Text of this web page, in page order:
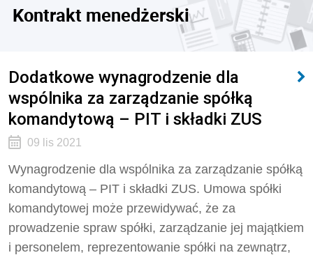
Kontrakt menedżerski
Dodatkowe wynagrodzenie dla
wspólnika za zarządzanie spółką
komandytową – PIT i składki ZUS
09 lis 2021
Wynagrodzenie dla wspólnika za zarządzanie spółką
komandytową – PIT i składki ZUS. Umowa spółki
komandytowej może przewidywać, że za
prowadzenie spraw spółki, zarządzanie jej majątkiem
i personelem, reprezentowanie spółki na zewnątrz,